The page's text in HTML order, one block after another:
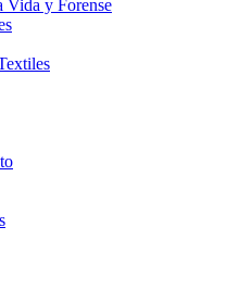
Vida y Forense